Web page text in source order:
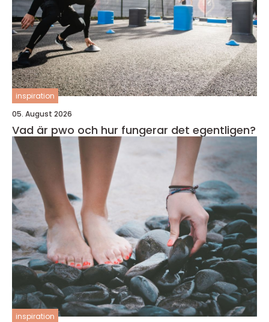
inspiration
05. August 2026
Vad är pwo och hur fungerar det egentligen?
inspiration